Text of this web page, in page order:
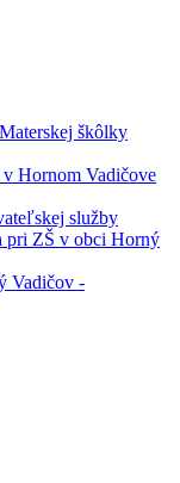
škôlky
v Hornom Vadičove
služby
pri ZŠ v obci Horný
Vadičov -